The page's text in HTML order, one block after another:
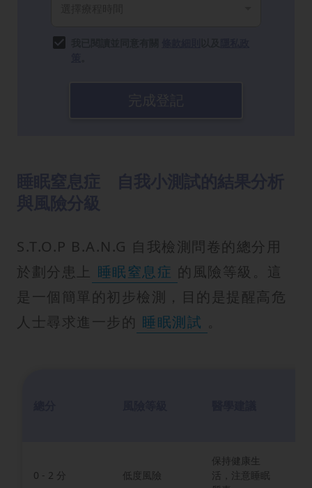
S.T.O.P B.A.N.G 自我檢測問卷的總分用
於劃分患上 睡眠窒息症 的風險等級。這
是一個簡單的初步檢測，目的是提醒高危
人士尋求進一步的 睡眠測試
0 - 2 分 低度風險
保持健康生
活，注意睡眠